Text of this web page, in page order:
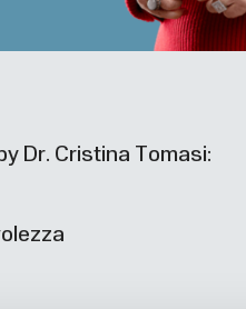
Dr. Cristina Tomasi: